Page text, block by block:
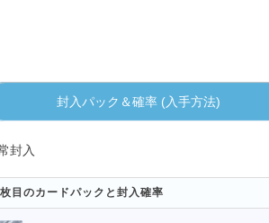
封入パック＆確率 (入手方法)
封入
目のカードパックと封入確率